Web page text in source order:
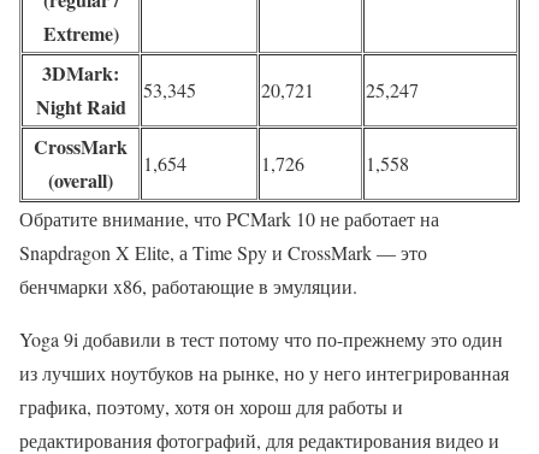
Extreme)
3DMark:
Night Raid
53,345 20,721 25,247
CrossMark
(overall)
1,654 1,726 1,558
Обратите внимание, что PCMark 10 не работает на
Snapdragon X Elite, а Time Spy и CrossMark — это
бенчмарки x86, работающие в эмуляции.
Yoga 9i добавили в тест потому что по-прежнему это один
из лучших ноутбуков на рынке, но у него интегрированная
графика, поэтому, хотя он хорош для работы и
редактирования фотографий, для редактирования видео и